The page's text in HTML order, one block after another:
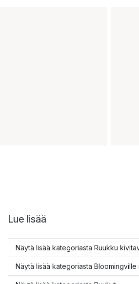
Lue lisää
Näytä lisää kategoriasta Ruukku
Näytä lisää kategoriasta Bloomingville